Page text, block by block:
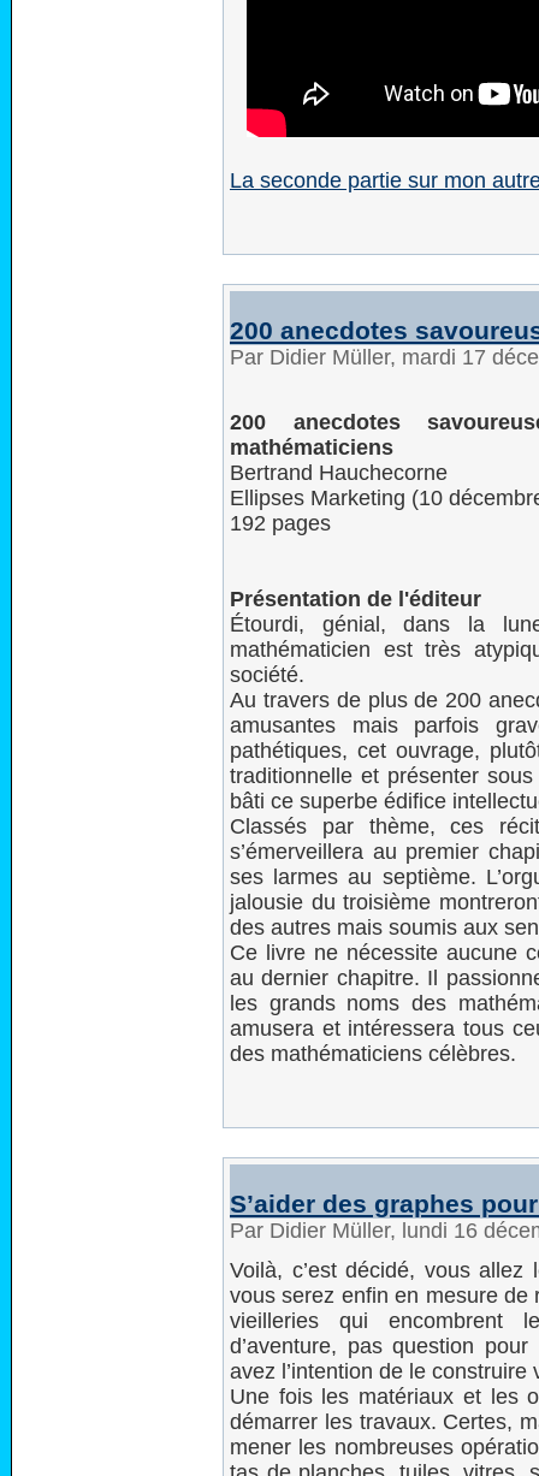
La seconde partie sur mon
200 anecdotes
Par Didier Müller, mardi 17
200 anecdotes
mathématiciens
Bertrand Hauchecorne
Ellipses Marketing (10
192 pages
Présentation de l'éditeur
Étourdi, génial, dans la
mathématicien est très
société.
Au travers de plus de 200
amusantes mais parfois
pathétiques, cet ouvrage,
traditionnelle et présenter
bâti ce superbe édifice
Classés par thème, ces
s’émerveillera au premier
ses larmes au septième.
jalousie du troisième
des autres mais soumis aux
Ce livre ne nécessite aucune
au dernier chapitre. Il
les grands noms des
amusera et intéressera tous
des mathématiciens célèbres.
S’aider des graphes
Par Didier Müller, lundi 16
Voilà, c’est décidé, vous
vous serez enfin en mesure
vieilleries qui encombrent
d’aventure, pas question
avez l’intention de le
Une fois les matériaux et les
démarrer les travaux. Certes,
mener les nombreuses